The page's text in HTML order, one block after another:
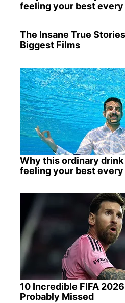
feeling your best every
The Insane True
Biggest Films
Why this ordinary
feeling your best every
10 Incredible FIFA
Probably Missed